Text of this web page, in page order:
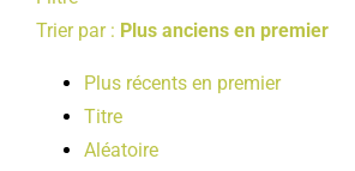
LOISIRS
PUBLICATIONS
Trier par : Plus anciens en premier
Plus récents en premier
Titre
Aléatoire